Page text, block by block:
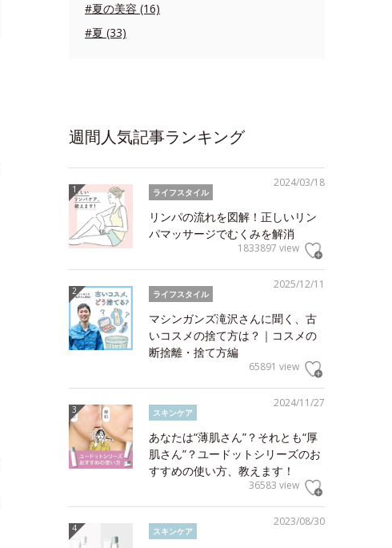
#夏の美容 (16)
#夏 (33)
週間人気記事ランキング
2024/03/18
ライフスタイル
リンパの流れを図解！正しいリン
パマッサージでむくみを解消
1833897 view
2025/12/11
ライフスタイル
マシンガンズ滝沢さんに聞く、古
いコスメの捨て方は？｜コスメの
断捨離・捨て方編
65891 view
2024/11/27
スキンケア
あなたは“薄肌さん”？それとも“厚
肌さん”？ユードットシリーズのお
すすめの使い方、教えます！
36583 view
2023/08/30
スキンケア